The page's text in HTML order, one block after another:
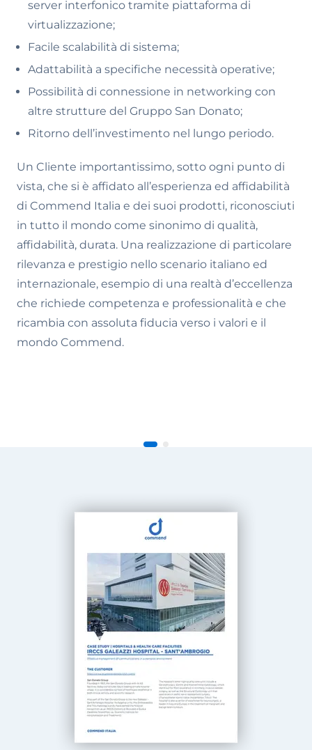
server interfonico tramite piattaforma di
virtualizzazione;
Facile scalabilità di sistema;
Adattabilità a specifiche necessità operative;
Possibilità di connessione in networking con
altre strutture del Gruppo San Donato;
Ritorno dell’investimento nel lungo periodo.
Un Cliente importantissimo, sotto ogni punto di
vista, che si è affidato all’esperienza ed affidabilità
di Commend Italia e dei suoi prodotti, riconosciuti
in tutto il mondo come sinonimo di qualità,
affidabilità, durata. Una realizzazione di particolare
rilevanza e prestigio nello scenario italiano ed
internazionale, esempio di una realtà d’eccellenza
che richiede competenza e professionalità e che
ricambia con assoluta fiducia verso i valori e il
mondo Commend.